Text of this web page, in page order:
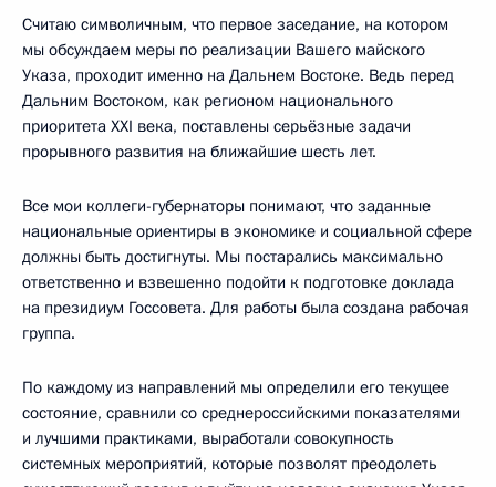
Считаю символичным, что первое заседание, на котором
мы обсуждаем меры по реализации Вашего майского
Указа, проходит именно на Дальнем Востоке. Ведь перед
Дальним Востоком, как регионом национального
приоритета XXI века, поставлены серьёзные задачи
прорывного развития на ближайшие шесть лет.
Все мои коллеги-губернаторы понимают, что заданные
национальные ориентиры в экономике и социальной сфере
должны быть достигнуты. Мы постарались максимально
ответственно и взвешенно подойти к подготовке доклада
на президиум Госсовета. Для работы была создана рабочая
группа.
По каждому из направлений мы определили его текущее
состояние, сравнили со среднероссийскими показателями
и лучшими практиками, выработали совокупность
системных мероприятий, которые позволят преодолеть